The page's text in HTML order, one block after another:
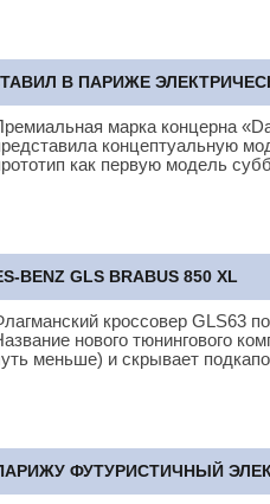
В ПАРИЖЕ
марка концерна
концептуальную
как первую модель
BENZ GLS BRABUS 850 XL
кроссовер GLS63
нового тюнингового
меньше) и скрывает
ПАРИЖУ ФУТУРИСТИЧНЫЙ